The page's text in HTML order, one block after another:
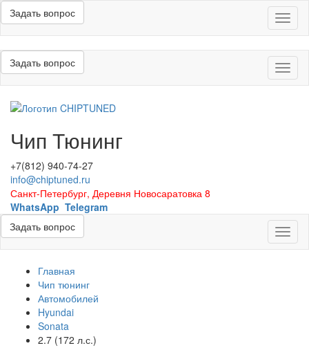
Меню
Задать вопрос
Меню
Задать вопрос
Чип Тюнинг
+7(812) 940-74-27
info@chiptuned.ru
Санкт-Петербург, Деревня Новосаратовка 8
WhatsApp Telegram
Меню
Задать вопрос
Главная
Чип тюнинг
Автомобилей
Hyundai
Sonata
2.7 (172 л.с.)